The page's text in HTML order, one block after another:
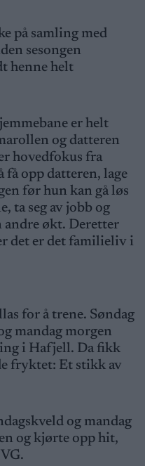
på samling med
sesongen
henne helt
er helt
og datteren
hovedfokus fra
få opp datteren, lage
før hun kan gå løs
ta seg av jobb og
andre økt. Deretter
det er det familieliv i
for å trene. Søndag
mandag morgen
i Hafjell. Da fikk
fryktet: Et stikk av
og mandag
og kjørte opp hit,